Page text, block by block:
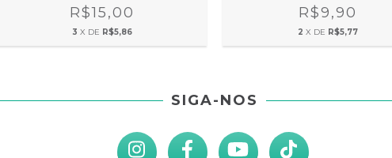
R$15,00
3 X DE R$5,86
R$9,90
2 X DE R$5,77
SIGA-NOS